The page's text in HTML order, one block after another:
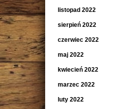
listopad 2022
sierpień 2022
czerwiec 2022
maj 2022
kwiecień 2022
marzec 2022
luty 2022